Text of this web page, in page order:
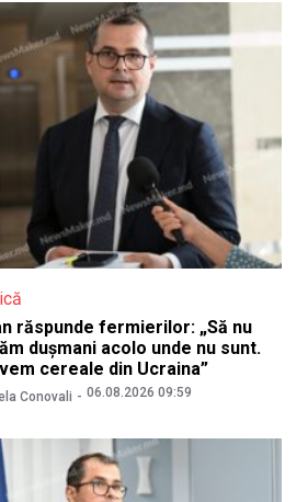
răspunde fermierilor: „Să nu
dușmani acolo unde nu sunt.
cereale din Ucraina”
Conovali 06.08.2026 09:59